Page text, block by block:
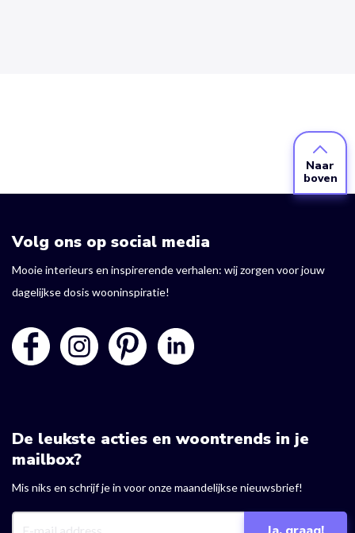
Naar
boven
Volg ons op social media
Mooie interieurs en inspirerende verhalen: wij zorgen voor jouw
dagelijkse dosis wooninspiratie!
De leukste acties en woontrends in je
mailbox?
Mis niks en schrijf je in voor onze maandelijkse nieuwsbrief!